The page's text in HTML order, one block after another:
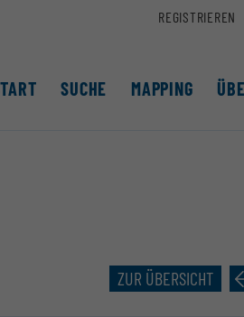
SUCHE MAPPING
REGISTRIEREN
ZUR ÜBERSICHT